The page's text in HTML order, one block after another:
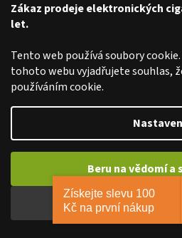
Zákaz prodeje elektronických
let.
Tento web používá soubory
tohoto webu vyjadřujete souhlas,
používáním cookie.
Beru na vědomí a
Beru na vědomí a
Získejte slevu 100
Kč na první nákup